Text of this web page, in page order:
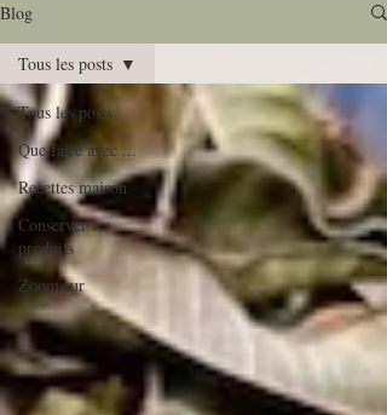
Blog
Tous les posts
Que faire avec ...
Recettes maison
Conserver les
produits
Zoom sur
Tous les posts